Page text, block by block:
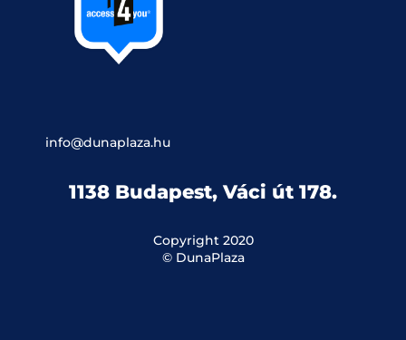
info@dunaplaza.hu
1138 Budapest, Váci út 178.
Copyright 2020
© DunaPlaza